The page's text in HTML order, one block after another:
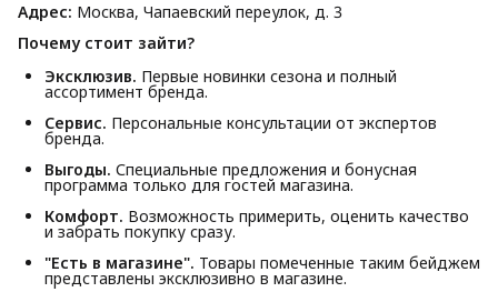
Адрес: Москва, Чапаевский переулок, д. 3
Почему стоит зайти?
Эксклюзив. Первые новинки сезона и полный
ассортимент бренда.
Сервис. Персональные консультации от экспертов
бренда.
Выгоды. Специальные предложения и бонусная
программа только для гостей магазина.
Комфорт. Возможность примерить, оценить качество
и забрать покупку сразу.
"Есть в магазине". Товары помеченные таким бейджем
представлены эксклюзивно в магазине.